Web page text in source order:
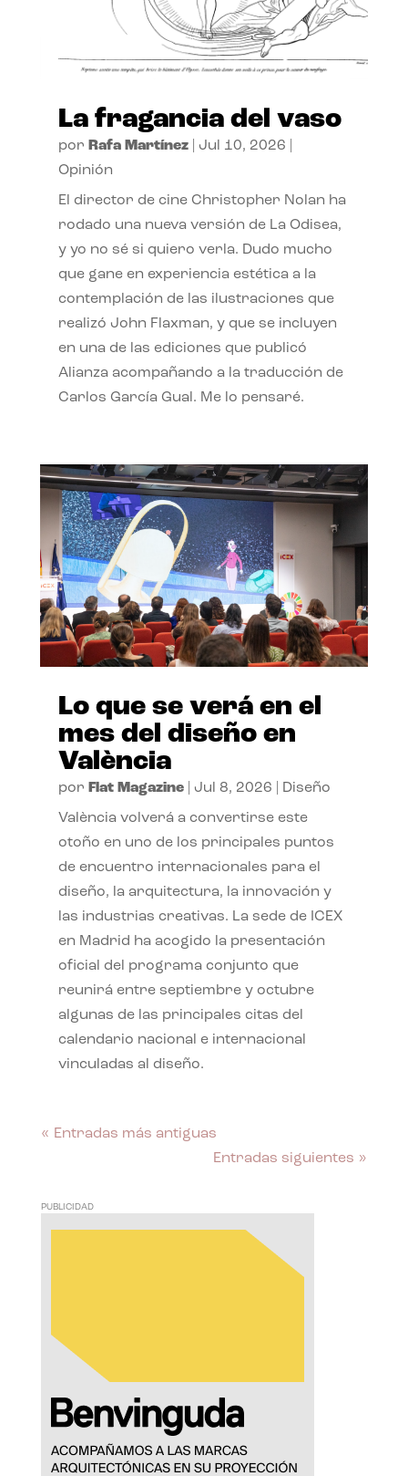
La fragancia del vaso
por Rafa Martínez| Jul 10, 2026
Opinión
El director de cine Christopher Nolan ha
rodado una nueva versión de La Odisea,
y yo no sé si quiero verla. Dudo mucho
que gane en experiencia estética a la
contemplación de las ilustraciones que
realizó John Flaxman, y que se incluyen
en una de las ediciones que publicó
Alianza acompañando a la traducción de
Carlos García Gual. Me lo pensaré.
Lo que se verá en el
mes del diseño en
València
por Flat Magazine| Jul 8, 2026 Diseño
València volverá a convertirse este
otoño en uno de los principales puntos
de encuentro internacionales para el
diseño, la arquitectura, la innovación y
las industrias creativas. La sede de ICEX
en Madrid ha acogido la presentación
oficial del programa conjunto que
reunirá entre septiembre y octubre
algunas de las principales citas del
calendario nacional e internacional
vinculadas al diseño.
« Entradas más antiguas
Entradas siguientes »
PUBLICIDAD